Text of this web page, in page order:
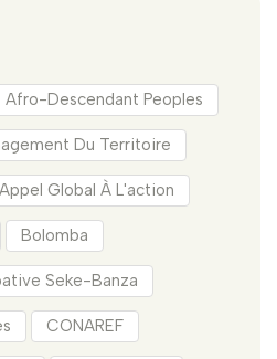
Afro-Descendant Peoples
Du Territoire
Appel Global À L'action
Bolomba
Seke-Banza
CONAREF